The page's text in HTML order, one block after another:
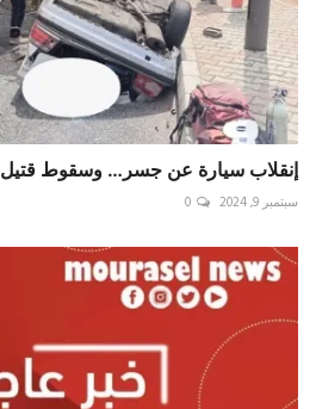
إنقلاب سيارة عن جسر… وسقوط قتيل
سبتمبر 9, 2024 0